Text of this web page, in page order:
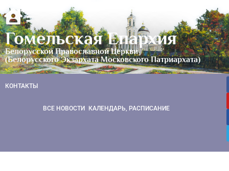
Гомельская Епархия
Белорусской Православной Церкви
(Белорусского Экзархата Московского Патриархата)
КОНТАКТЫ
ВСЕ НОВОСТИ КАЛЕНДАРЬ, РАСПИСАНИЕ